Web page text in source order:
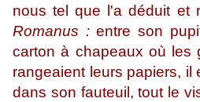
nous tel que l'a déduit et
Romanus : entre son
carton à chapeaux où les
rangeaient leurs papiers, il
dans son fauteuil, tout le